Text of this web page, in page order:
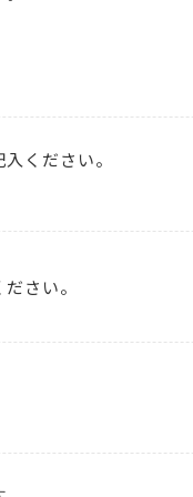
ください。
さい。